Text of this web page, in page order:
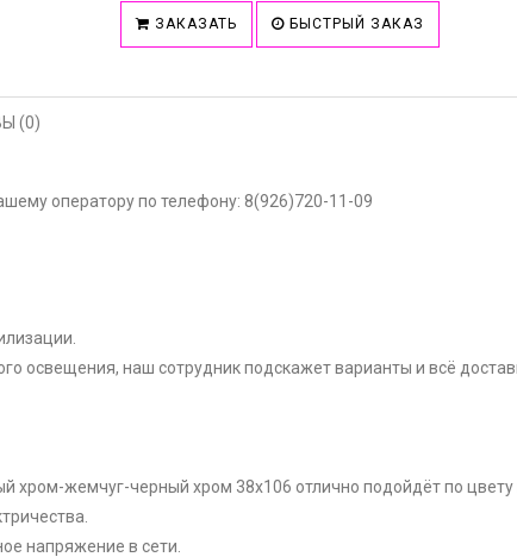
ЗАКАЗАТЬ БЫСТРЫЙ ЗАКАЗ
(0)
оператору по телефону: 8(926)720-11-09
освещения, наш сотрудник подскажет варианты и всё
хром-жемчуг-черный хром 38х106 отлично подойдёт по цвету
напряжение в сети.